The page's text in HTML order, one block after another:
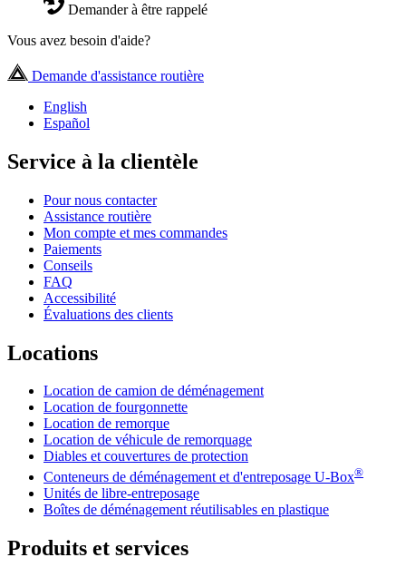
Demander à être rappelé
Vous avez besoin d'aide?
Demande d'assistance routière
English
Español
Service à la clientèle
Pour nous contacter
Assistance routière
Mon compte et mes commandes
Paiements
Conseils
FAQ
Accessibilité
Évaluations des clients
Locations
Location de camion de déménagement
Location de fourgonnette
Location de remorque
Location de véhicule de remorquage
Diables et couvertures de protection
Conteneurs de déménagement et d'entreposage U-Box®
Unités de libre-entreposage
Boîtes de déménagement réutilisables en plastique
Produits et services